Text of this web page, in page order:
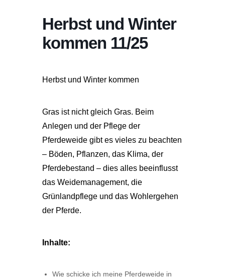
Herbst und Winter
kommen 11/25
Herbst und Winter kommen
Gras ist nicht gleich Gras. Beim
Anlegen und der Pflege der
Pferdeweide gibt es vieles zu beachten
– Böden, Pflanzen, das Klima, der
Pferdebestand – dies alles beeinflusst
das Weidemanagement, die
Grünlandpflege und das Wohlergehen
der Pferde.
Inhalte:
Wie schicke ich meine Pferdeweide in